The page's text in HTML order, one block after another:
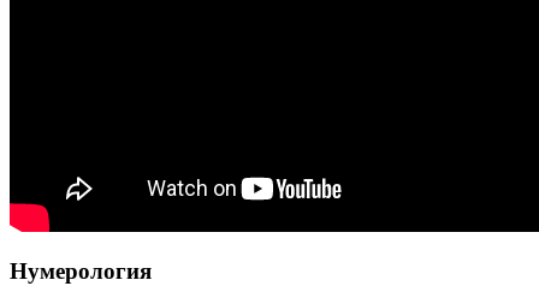
Нумерология